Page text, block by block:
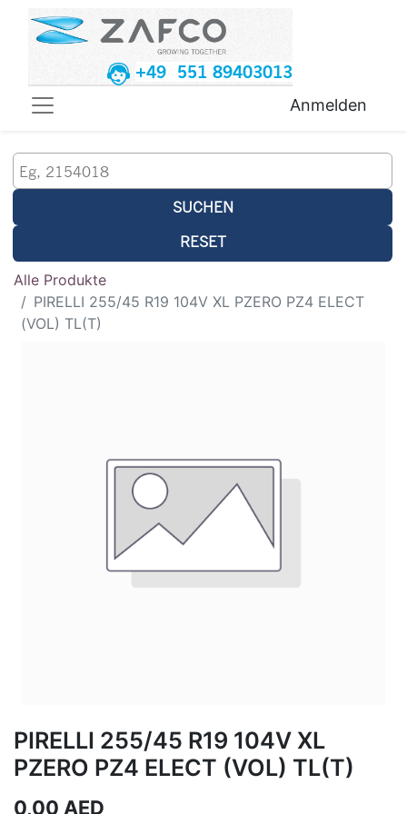
+49 551 89403013
Anmelden
SUCHEN
RESET
Alle Produkte
PIRELLI 255/45 R19 104V XL PZERO PZ4 ELECT
(VOL) TL(T)
PIRELLI 255/45 R19 104V XL
PZERO PZ4 ELECT (VOL) TL(T)
0,00 AED